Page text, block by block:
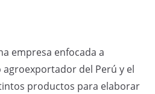
empresa enfocada a
del Perú y el
productos para elaborar